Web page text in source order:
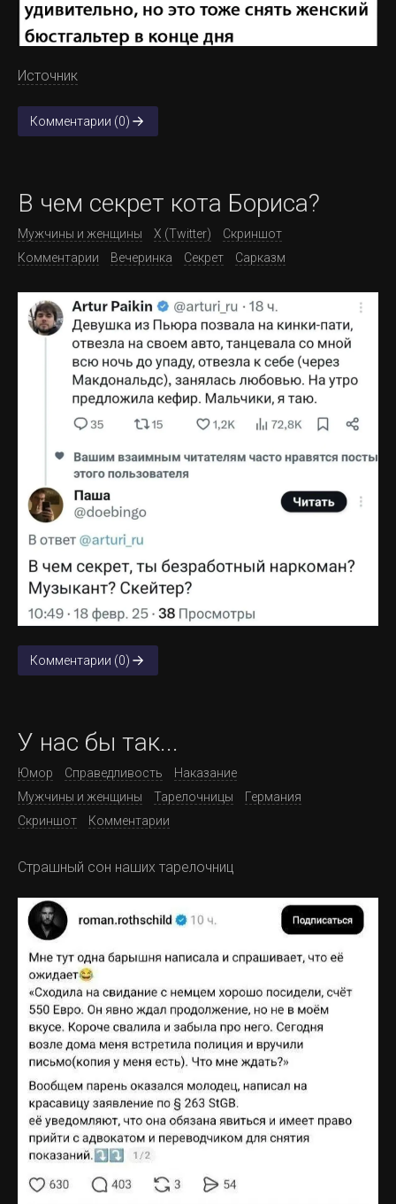
Источник
Комментарии (0)
В чем секрет кота Бориса?
Мужчины и женщины X (Twitter)
Скриншот
Комментарии
Вечеринка Секрет Сарказм
Комментарии (0)
У нас бы так...
Юмор Справедливость
Наказание
Мужчины и женщины
Тарелочницы
Германия
Скриншот
Комментарии
Страшный сон наших тарелочниц